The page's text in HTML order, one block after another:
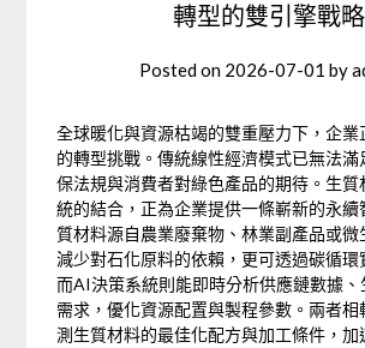
轉型的雙引擎戰略
Posted on 2026-07-01 by
全球暖化與資源枯竭的雙重壓力下，企業
的轉型挑戰。傳統線性經濟模式已無法
保法規與消費者對綠色產品的期待。生
統的結合，正為企業提供一條嶄新的永續
質材料源自農業廢棄物、林業副產品或微
減少對石化原料的依賴，更可透過碳循環
而AI決策系統則能即時分析供應鏈數據
需求，優化資源配置與製程參數。兩者
測生質材料的最佳化配方與加工條件，加